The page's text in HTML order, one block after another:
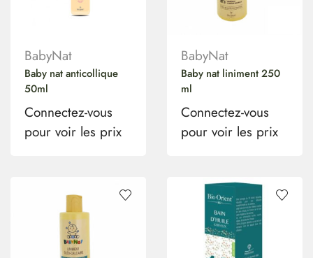
BabyNat
Baby nat anticollique
50ml
Connectez-vous
pour voir les prix
BabyNat
Baby nat liniment 250
ml
Connectez-vous
pour voir les prix